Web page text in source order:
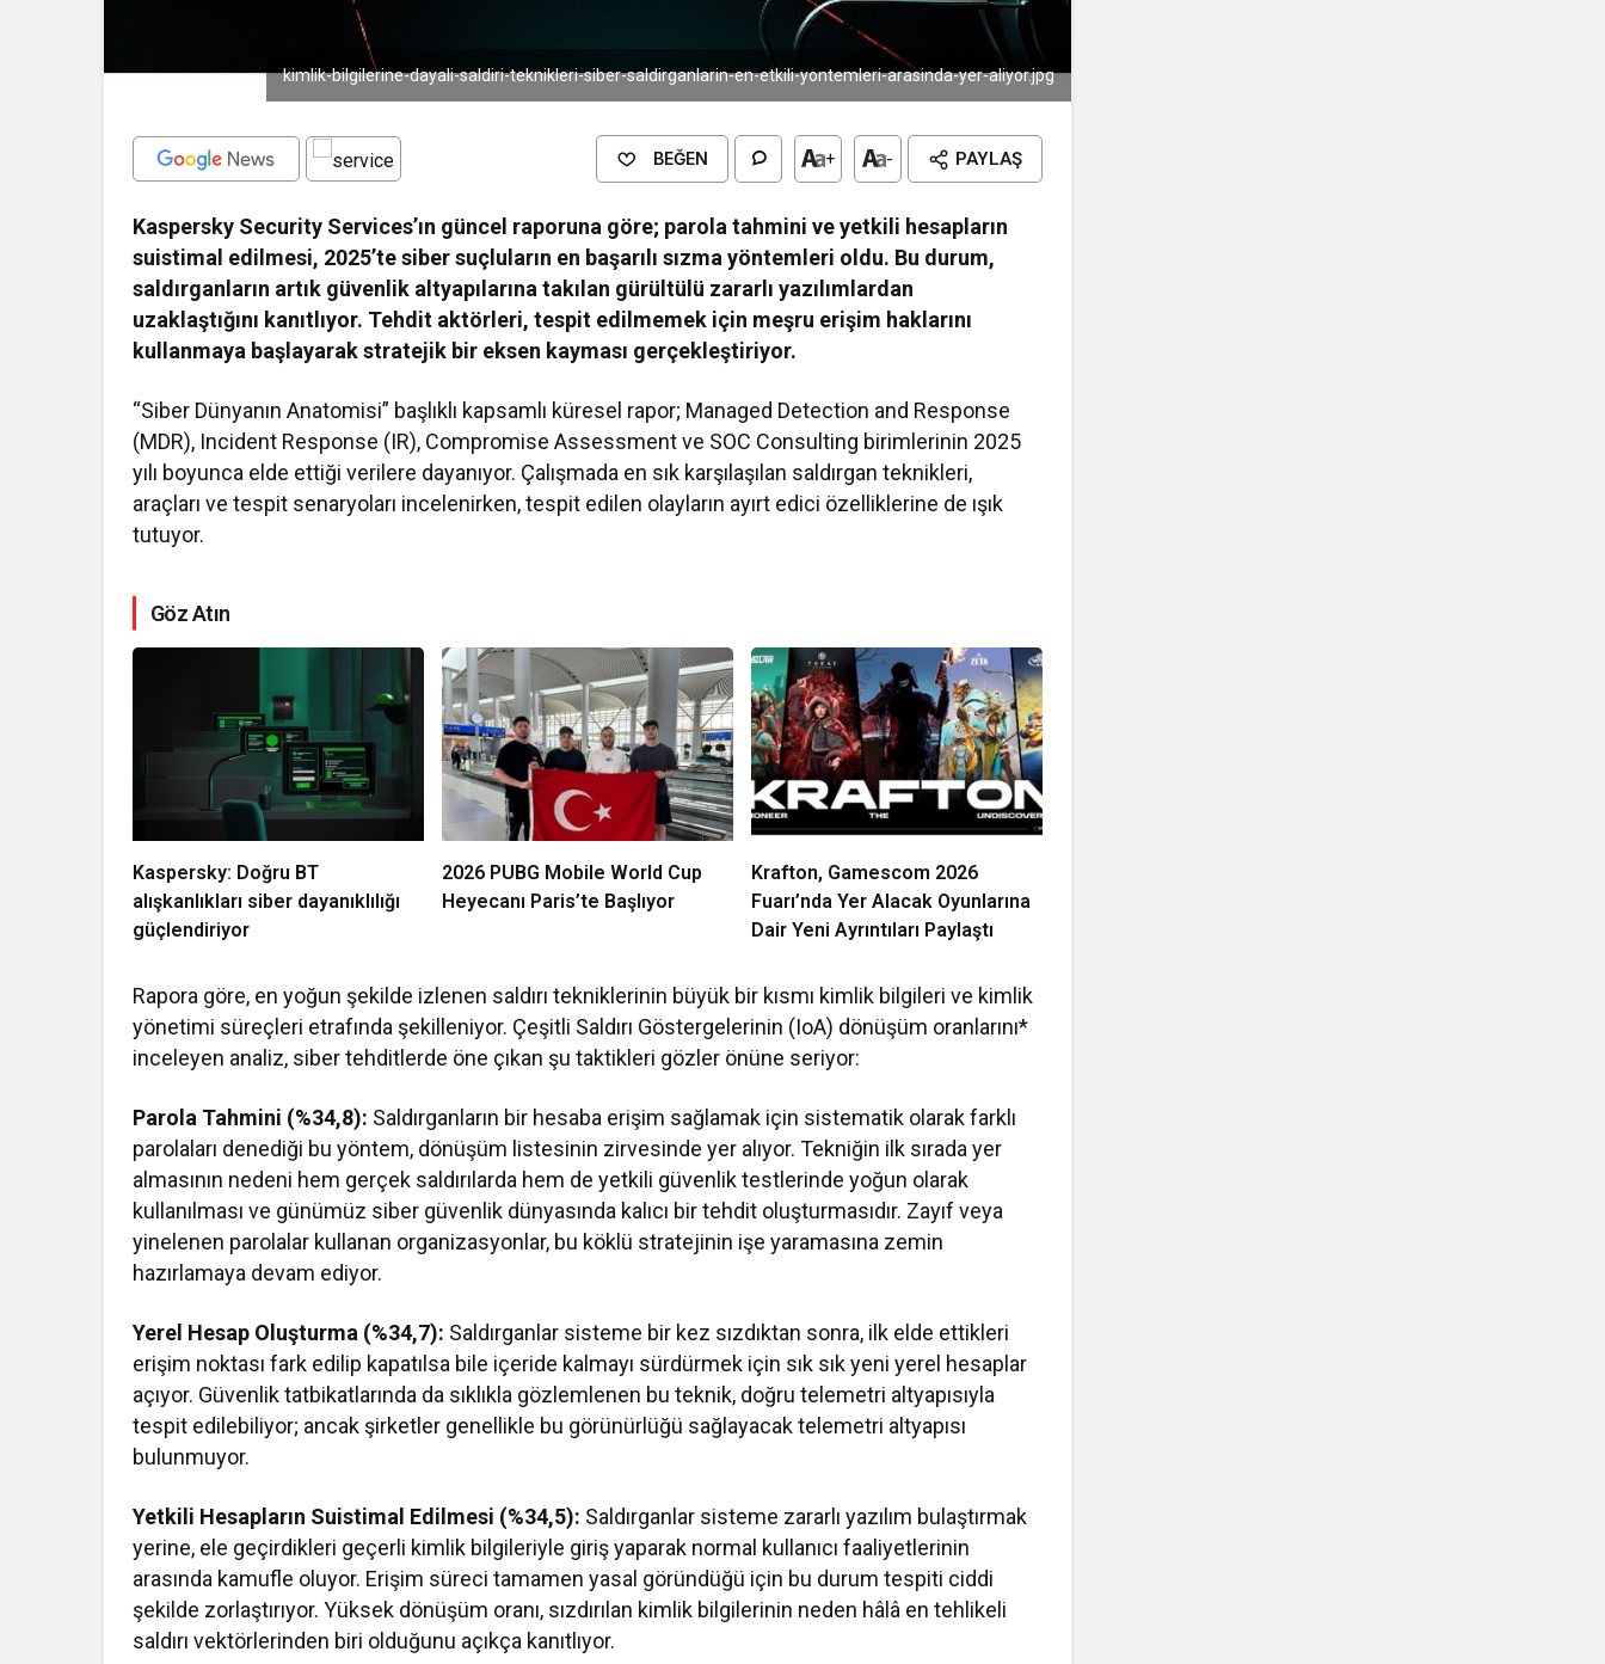
kimlik-bilgilerine-dayali-saldiri-teknikleri-siber-saldirganlarin-en-etkili-yontemleri-arasinda-yer-aliyor.jpg
BEĞEN + - PAYLAŞ
Kaspersky Security Services’ın güncel raporuna göre; parola tahmini ve yetkili hesapların
suistimal edilmesi, 2025’te siber suçluların en başarılı sızma yöntemleri oldu. Bu durum,
saldırganların artık güvenlik altyapılarına takılan gürültülü zararlı yazılımlardan
uzaklaştığını kanıtlıyor. Tehdit aktörleri, tespit edilmemek için meşru erişim haklarını
kullanmaya başlayarak stratejik bir eksen kayması gerçekleştiriyor.
“Siber Dünyanın Anatomisi” başlıklı kapsamlı küresel rapor; Managed Detection and Response
(MDR), Incident Response (IR), Compromise Assessment ve SOC Consulting birimlerinin 2025
yılı boyunca elde ettiği verilere dayanıyor. Çalışmada en sık karşılaşılan saldırgan teknikleri,
araçları ve tespit senaryoları incelenirken, tespit edilen olayların ayırt edici özelliklerine de ışık
tutuyor.
Göz Atın
Kaspersky: Doğru BT
alışkanlıkları siber dayanıklılığı
güçlendiriyor
2026 PUBG Mobile World Cup
Heyecanı Paris’te Başlıyor
Krafton, Gamescom 2026
Fuarı’nda Yer Alacak Oyunlarına
Dair Yeni Ayrıntıları Paylaştı
Rapora göre, en yoğun şekilde izlenen saldırı tekniklerinin büyük bir kısmı kimlik bilgileri ve kimlik
yönetimi süreçleri etrafında şekilleniyor. Çeşitli Saldırı Göstergelerinin (IoA) dönüşüm oranlarını*
inceleyen analiz, siber tehditlerde öne çıkan şu taktikleri gözler önüne seriyor:
Parola Tahmini (%34,8): Saldırganların bir hesaba erişim sağlamak için sistematik olarak farklı
parolaları denediği bu yöntem, dönüşüm listesinin zirvesinde yer alıyor. Tekniğin ilk sırada yer
almasının nedeni hem gerçek saldırılarda hem de yetkili güvenlik testlerinde yoğun olarak
kullanılması ve günümüz siber güvenlik dünyasında kalıcı bir tehdit oluşturmasıdır. Zayıf veya
yinelenen parolalar kullanan organizasyonlar, bu köklü stratejinin işe yaramasına zemin
hazırlamaya devam ediyor.
Yerel Hesap Oluşturma (%34,7): Saldırganlar sisteme bir kez sızdıktan sonra, ilk elde ettikleri
erişim noktası fark edilip kapatılsa bile içeride kalmayı sürdürmek için sık sık yeni yerel hesaplar
açıyor. Güvenlik tatbikatlarında da sıklıkla gözlemlenen bu teknik, doğru telemetri altyapısıyla
tespit edilebiliyor; ancak şirketler genellikle bu görünürlüğü sağlayacak telemetri altyapısı
bulunmuyor.
Yetkili Hesapların Suistimal Edilmesi (%34,5): Saldırganlar sisteme zararlı yazılım bulaştırmak
yerine, ele geçirdikleri geçerli kimlik bilgileriyle giriş yaparak normal kullanıcı faaliyetlerinin
arasında kamufle oluyor. Erişim süreci tamamen yasal göründüğü için bu durum tespiti ciddi
şekilde zorlaştırıyor. Yüksek dönüşüm oranı, sızdırılan kimlik bilgilerinin neden hâlâ en tehlikeli
saldırı vektörlerinden biri olduğunu açıkça kanıtlıyor.